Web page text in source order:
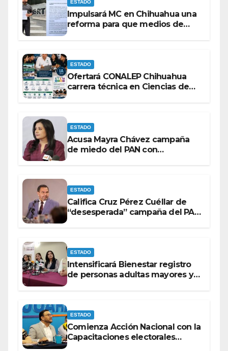
ESTADO
Impulsará MC en Chihuahua una
reforma para que medios de
ESTADO
Ofertará CONALEP Chihuahua
carrera técnica en Ciencias de
ESTADO
Acusa Mayra Chávez campaña
de miedo del PAN con
ESTADO
Califica Cruz Pérez Cuéllar de
“desesperada” campaña del PAN
ESTADO
Intensificará Bienestar registro
de personas adultas mayores y
ESTADO
Comienza Acción Nacional con la
Capacitaciones electorales